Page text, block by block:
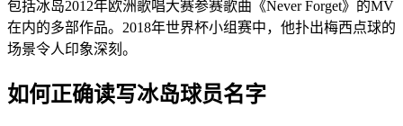
包括冰岛2012年欧洲歌唱大赛参赛歌曲《Never Forget》的MV
在内的多部作品。2018年世界杯小组赛中，他扑出梅西点球的
场景令人印象深刻。
如何正确读写冰岛球员名字